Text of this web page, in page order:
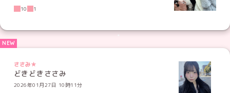
10
1
ささみ★
どきどきささみ
2026年01月27日 10時11分